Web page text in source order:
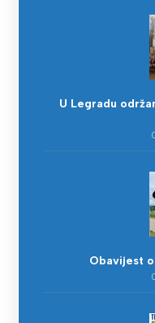
U Legradu
Obavijest